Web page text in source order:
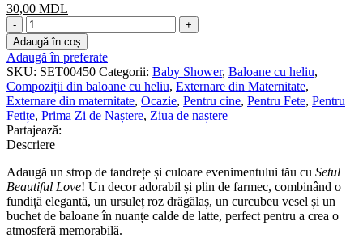
30,00 MDL
Cantitate
Set
baloane
heliu
Beautiful
Love
–
Nr.
450
Adaugă în coș
Adaugă în preferate
SKU: SET00450 Categorii: Baby Shower, Baloane cu heliu,
Compoziții din baloane cu heliu, Externare din Maternitate,
Externare din maternitate, Ocazie, Pentru cine, Pentru Fete, Pentru
Fetițe, Prima Zi de Naștere, Ziua de naștere
Partajează:
Descriere
Adaugă un strop de tandrețe și culoare evenimentului tău cu Setul
Beautiful Love! Un decor adorabil și plin de farmec, combinând o
fundiță elegantă, un ursuleț roz drăgălaș, un curcubeu vesel și un
buchet de baloane în nuanțe calde de latte, perfect pentru a crea o
atmosferă memorabilă.